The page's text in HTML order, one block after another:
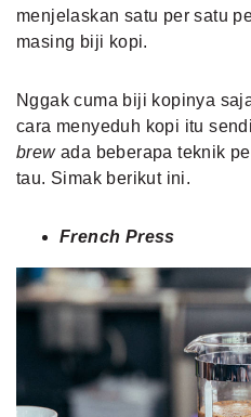
menjelaskan satu per satu
masing biji kopi.
Nggak cuma biji kopinya
cara menyeduh kopi itu
brew ada beberapa teknik
tau. Simak berikut ini.
French Press